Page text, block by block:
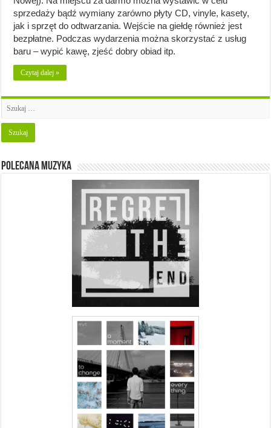
sprzedaży bądź wymiany zarówno płyty CD, vinyle, kasety,
jak i sprzęt do odtwarzania. Wejście na giełdę również jest
bezpłatne. Podczas wydarzenia można skorzystać z usług
baru – wypić kawę, zjeść dobry obiad itp.
Czytaj dalej »
Polecana muzyka